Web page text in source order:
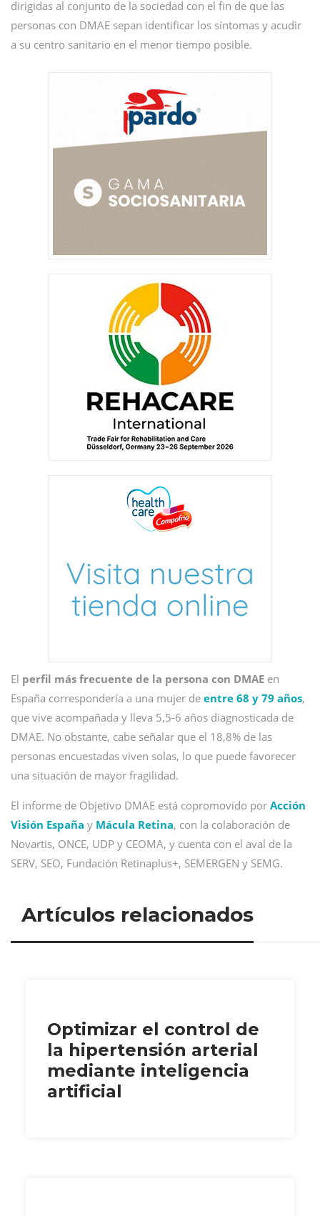
dirigidas al conjunto de la sociedad con el fin de que las
personas con DMAE sepan identificar los síntomas y acudir
a su centro sanitario en el menor tiempo posible.
El perfil más frecuente de la persona con DMAE en
España correspondería a una mujer de entre 68 y 79 años,
que vive acompañada y lleva 5,5-6 años diagnosticada de
DMAE. No obstante, cabe señalar que el 18,8% de las
personas encuestadas viven solas, lo que puede favorecer
una situación de mayor fragilidad.
El informe de Objetivo DMAE está copromovido por Acción
Visión España y Mácula Retina, con la colaboración de
Novartis, ONCE, UDP y CEOMA, y cuenta con el aval de la
SERV, SEO, Fundación Retinaplus+, SEMERGEN y SEMG.
Artículos relacionados
Optimizar el control de
la hipertensión arterial
mediante inteligencia
artificial